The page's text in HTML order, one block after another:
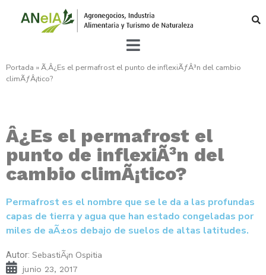
Portada »Ã‚Â¿Es el permafrost el punto de inflexiÃƒÂ³n del cambio
climÃƒÂ¡tico?
Â¿Es el permafrost el
punto de inflexiÃ³n del
cambio climÃ¡tico?
Permafrost es el nombre que se le da a las profundas
capas de tierra y agua que han estado congeladas por
miles de aÃ±os debajo de suelos de altas latitudes.
Autor: SebastiÃ¡n Ospitia
junio 23, 2017